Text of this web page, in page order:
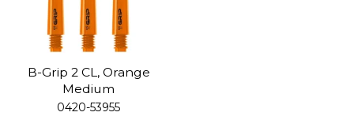
B-Grip 2 CL, Orange
Medium
0420-53955